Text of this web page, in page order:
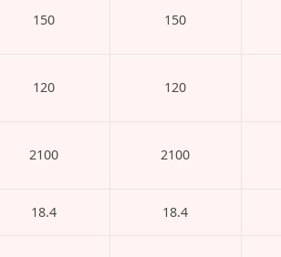
150 150
120 120
2100 2100
18.4 18.4